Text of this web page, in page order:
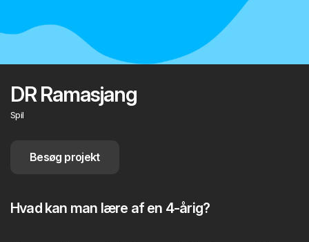
DR Ramasjang
Spil
Besøg projekt
Hvad kan man lære af en 4-årig?